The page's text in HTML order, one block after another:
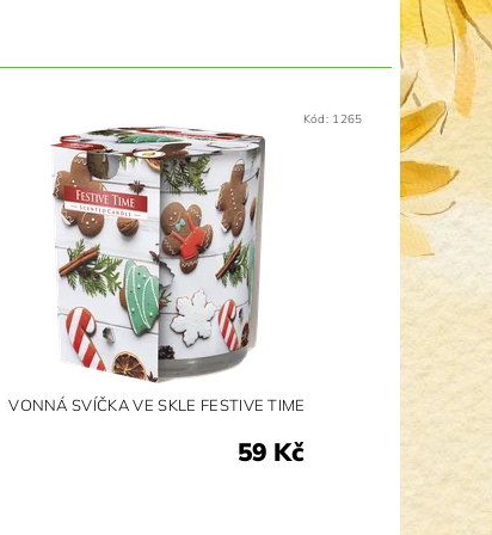
Kód: 1265
VONNÁ SVÍČKA VE SKLE FESTIVE TIME
59 Kč